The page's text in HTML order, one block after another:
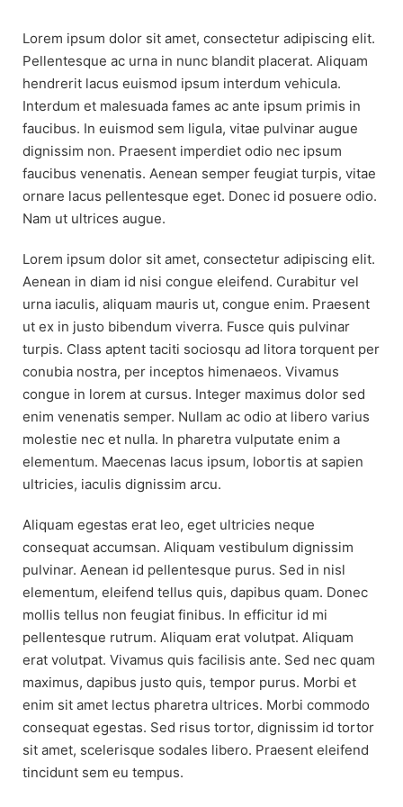
Lorem ipsum dolor sit amet, consectetur adipiscing elit.
Pellentesque ac urna in nunc blandit placerat. Aliquam
hendrerit lacus euismod ipsum interdum vehicula.
Interdum et malesuada fames ac ante ipsum primis in
faucibus. In euismod sem ligula, vitae pulvinar augue
dignissim non. Praesent imperdiet odio nec ipsum
faucibus venenatis. Aenean semper feugiat turpis, vitae
ornare lacus pellentesque eget. Donec id posuere odio.
Nam ut ultrices augue.
Lorem ipsum dolor sit amet, consectetur adipiscing elit.
Aenean in diam id nisi congue eleifend. Curabitur vel
urna iaculis, aliquam mauris ut, congue enim. Praesent
ut ex in justo bibendum viverra. Fusce quis pulvinar
turpis. Class aptent taciti sociosqu ad litora torquent per
conubia nostra, per inceptos himenaeos. Vivamus
congue in lorem at cursus. Integer maximus dolor sed
enim venenatis semper. Nullam ac odio at libero varius
molestie nec et nulla. In pharetra vulputate enim a
elementum. Maecenas lacus ipsum, lobortis at sapien
ultricies, iaculis dignissim arcu.
Aliquam egestas erat leo, eget ultricies neque
consequat accumsan. Aliquam vestibulum dignissim
pulvinar. Aenean id pellentesque purus. Sed in nisl
elementum, eleifend tellus quis, dapibus quam. Donec
mollis tellus non feugiat finibus. In efficitur id mi
pellentesque rutrum. Aliquam erat volutpat. Aliquam
erat volutpat. Vivamus quis facilisis ante. Sed nec quam
maximus, dapibus justo quis, tempor purus. Morbi et
enim sit amet lectus pharetra ultrices. Morbi commodo
consequat egestas. Sed risus tortor, dignissim id tortor
sit amet, scelerisque sodales libero. Praesent eleifend
tincidunt sem eu tempus.